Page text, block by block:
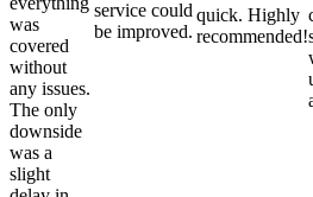
was
covered
without
any issues.
The only
downside
was a
slight
service could
be improved.
quick. Highly
recommended!